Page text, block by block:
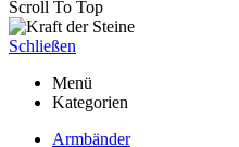
Scroll To Top
Schließen
Menü
Kategorien
Armbänder